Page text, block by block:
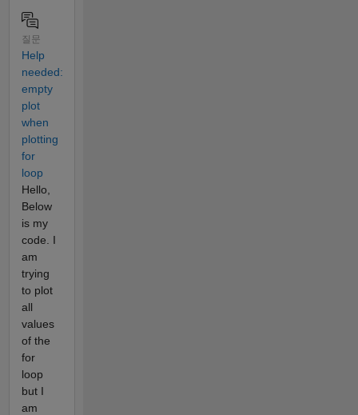
질문
Help
needed:
empty
plot
when
plotting
for
loop
Hello,
Below
is my
code. I
am
trying
to plot
all
values
of the
for
loop
but I
am